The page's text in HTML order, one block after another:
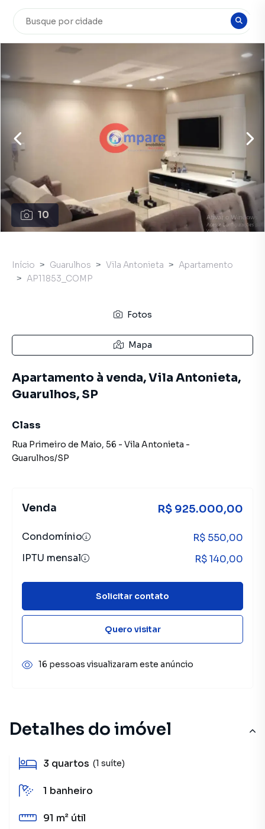
10
Detalhes do imóvel
3 quartos (1 suíte)
1 banheiro
91 m² útil
Início Guarulhos Vila Antonieta
Apartamento
AP11853_COMP
Fotos
Mapa
Apartamento à venda, Vila Antonieta,
Guarulhos, SP
Class
Rua Primeiro de Maio, 56 - Vila Antonieta -
Guarulhos/SP
Venda R$ 925.000,00
Condomínio
R$ 550,00
IPTU mensal
R$ 140,00
Solicitar contato
Quero visitar
16 pessoas visualizaram este anúncio